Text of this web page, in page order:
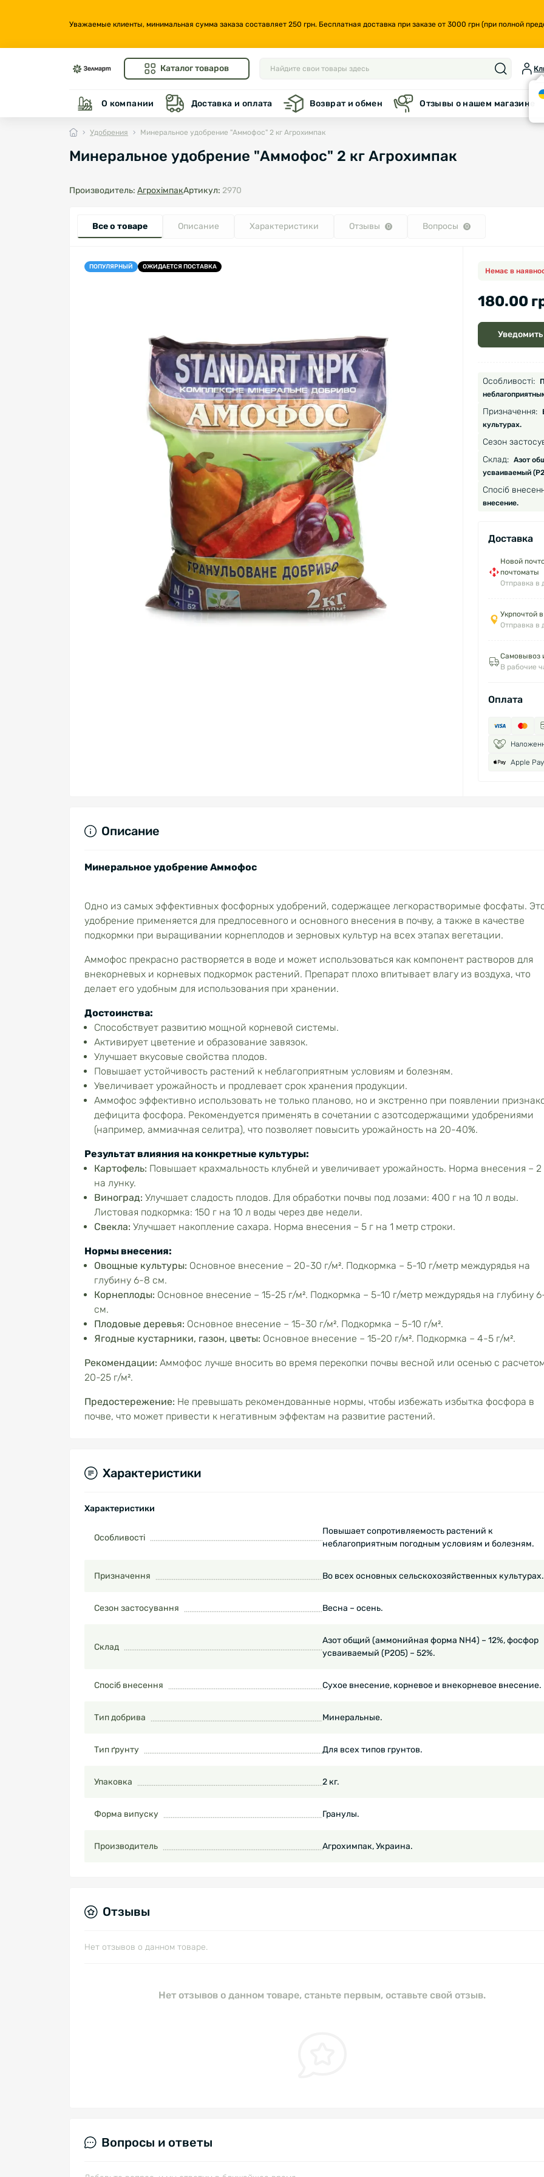
Уважаемые клиенты, минимальная сумма заказа составляет 250 грн. Бесплатная доставка при заказе от 3000 грн (при полной
Каталог товаров
О компании Доставка и оплата Возврат и обмен Отзывы о нашем магазине
Удобрения Минеральное удобрение "Аммофос" 2 кг Агрохимпак
Минеральное удобрение "Аммофос" 2 кг Агрохимпак
Производитель: АгрохімпакАртикул: 2970
Все о товаре Описание Характеристики Отзывы 0 Вопросы 0
ПОПУЛЯРНЫЙ ОЖИДАЕТСЯ ПОСТАВКА Немає в
180.00
Особливості:
Призначення:
культурах.
Сезон
Склад:
Азот
усваиваемый
Спосіб
внесение.
Доставка
Новой
почтоматы
Отправка в
Укрпочтой
Отправка в
Самовывоз
В рабочие
Оплата
Apple Pay
Описание
Минеральное удобрение Аммофос
Одно из самых эффективных фосфорных удобрений, содержащее легкорастворимые фосфаты.
удобрение применяется для предпосевного и основного внесения в почву, а также в качестве
подкормки при выращивании корнеплодов и зерновых культур на всех этапах вегетации.
Аммофос прекрасно растворяется в воде и может использоваться как компонент растворов для
внекорневых и корневых подкормок растений. Препарат плохо впитывает влагу из воздуха, что
делает его удобным для использования при хранении.
Достоинства:
Способствует развитию мощной корневой системы.
Активирует цветение и образование завязок.
Улучшает вкусовые свойства плодов.
Повышает устойчивость растений к неблагоприятным условиям и болезням.
Увеличивает урожайность и продлевает срок хранения продукции.
Аммофос эффективно использовать не только планово, но и экстренно при появлении
дефицита фосфора. Рекомендуется применять в сочетании с азотсодержащими удобрениями
(например, аммиачная селитра), что позволяет повысить урожайность на 20-40%.
Результат влияния на конкретные культуры:
Картофель: Повышает крахмальность клубней и увеличивает урожайность. Норма внесения – 2
на лунку.
Виноград: Улучшает сладость плодов. Для обработки почвы под лозами: 400 г на 10 л воды.
Листовая подкормка: 150 г на 10 л воды через две недели.
Свекла: Улучшает накопление сахара. Норма внесения – 5 г на 1 метр строки.
Нормы внесения:
Овощные культуры: Основное внесение – 20-30 г/м². Подкормка – 5-10 г/метр междурядья на
глубину 6-8 см.
Корнеплоды: Основное внесение – 15-25 г/м². Подкормка – 5-10 г/метр междурядья на глубину
см.
Плодовые деревья: Основное внесение – 15-30 г/м². Подкормка – 5-10 г/м².
Ягодные кустарники, газон, цветы: Основное внесение – 15-20 г/м². Подкормка – 4-5 г/м².
Рекомендации: Аммофос лучше вносить во время перекопки почвы весной или осенью с
20-25 г/м².
Предостережение: Не превышать рекомендованные нормы, чтобы избежать избытка фосфора в
почве, что может привести к негативным эффектам на развитие растений.
Характеристики
Характеристики
Особливості
Повышает сопротивляемость растений к
неблагоприятным погодным условиям и болезням.
Призначення Во всех основных сельскохозяйственных культурах.
Сезон застосування Весна – осень.
Склад
Азот общий (аммонийная форма NH4) – 12%, фосфор
усваиваемый (Р2О5) – 52%.
Спосіб внесення Сухое внесение, корневое и внекорневое внесение.
Тип добрива Минеральные.
Тип ґрунту Для всех типов грунтов.
Упаковка 2 кг.
Форма випуску Гранулы.
Производитель Агрохимпак, Украина.
Отзывы
Нет отзывов о данном товаре.
Нет отзывов о данном товаре, станьте первым, оставьте свой отзыв.
Вопросы и ответы